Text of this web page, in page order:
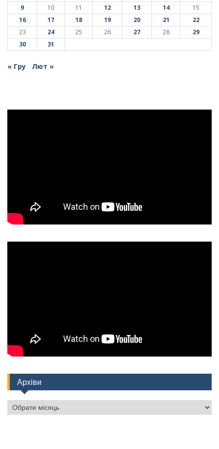
9
10 11 12 13 14
15
16
17 18 19 20 21
22
23
24 25 26 27 28
29
30
31
« Гру Лют »
Архіви
Архіви